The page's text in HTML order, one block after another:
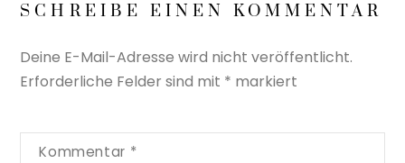
SCHREIBE EINEN KOMMENTAR
Deine E-Mail-Adresse wird nicht veröffentlicht.
Erforderliche Felder sind mit * markiert
Kommentar *